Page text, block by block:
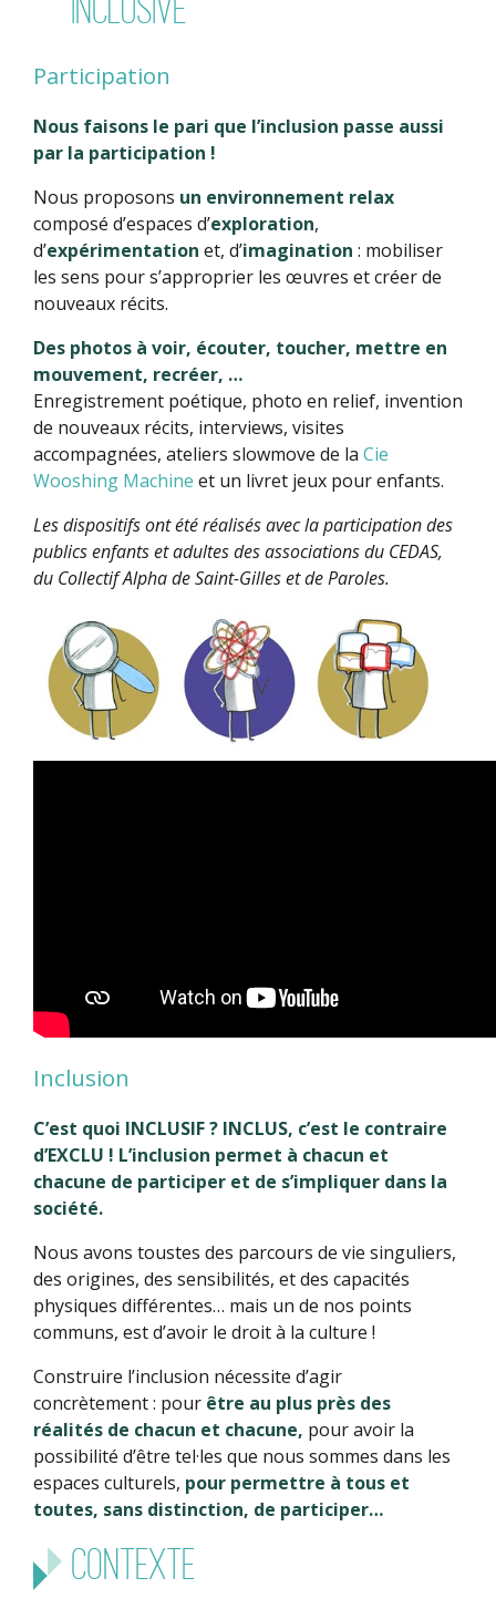
Participation
Nous faisons le pari que l’inclusion passe aussi
par la participation !
Nous proposons un environnement relax
composé d’espaces d’exploration,
d’expérimentation et, d’imagination : mobiliser
les sens pour s’approprier les œuvres et créer de
nouveaux récits.
Des photos à voir, écouter, toucher, mettre en
mouvement, recréer, …
Enregistrement poétique, photo en relief, invention
de nouveaux récits, interviews, visites
accompagnées, ateliers slowmove de la Cie
Wooshing Machine et un livret jeux pour enfants.
Les dispositifs ont été réalisés avec la participation des
publics enfants et adultes des associations du CEDAS,
du Collectif Alpha de Saint-Gilles et de Paroles.
Inclusion
C’est quoi INCLUSIF ? INCLUS, c’est le contraire
d’EXCLU ! L’inclusion permet à chacun et
chacune de participer et de s’impliquer dans la
société.
Nous avons toustes des parcours de vie singuliers,
des origines, des sensibilités, et des capacités
physiques différentes… mais un de nos points
communs, est d’avoir le droit à la culture !
Construire l’inclusion nécessite d’agir
concrètement : pour être au plus près des
réalités de chacun et chacune, pour avoir la
possibilité d’être tel·les que nous sommes dans les
espaces culturels, pour permettre à tous et
toutes, sans distinction, de participer…
CONTEXTE